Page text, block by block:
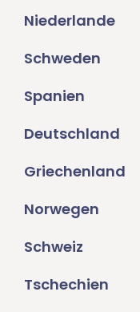
Niederlande
Schweden
Spanien
Deutschland
Griechenland
Norwegen
Schweiz
Tschechien